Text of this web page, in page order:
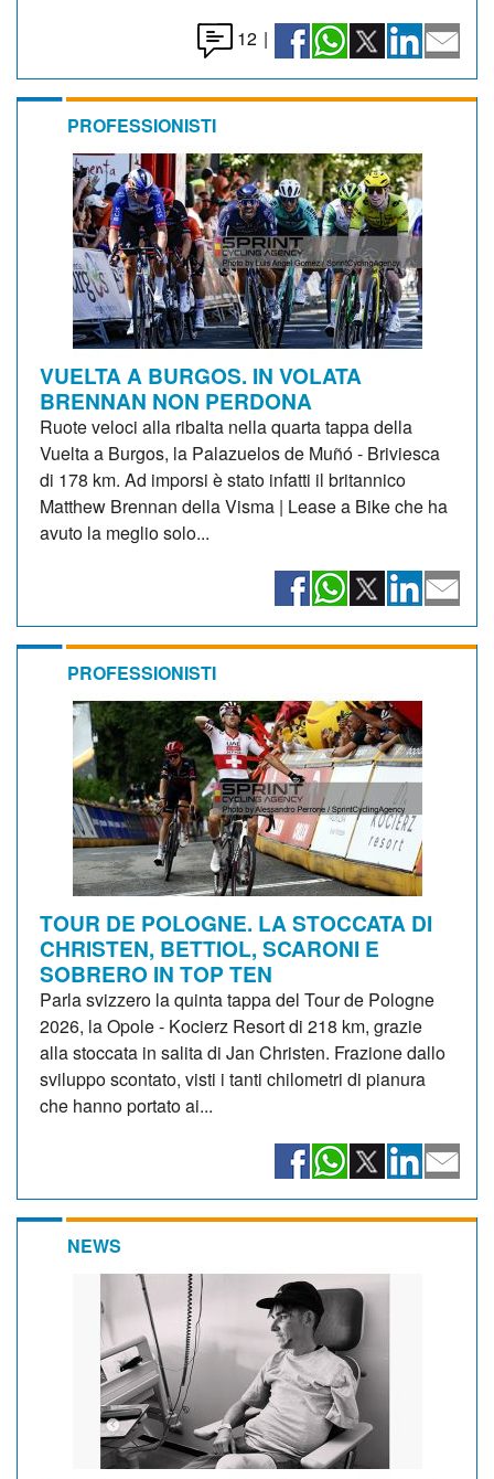
12 |
PROFESSIONISTI
VUELTA A BURGOS. IN VOLATA
BRENNAN NON PERDONA
Ruote veloci alla ribalta nella quarta tappa della
Vuelta a Burgos, la Palazuelos de Muñó - Briviesca
di 178 km. Ad imporsi è stato infatti il britannico
Matthew Brennan della Visma | Lease a Bike che ha
avuto la meglio solo...
PROFESSIONISTI
TOUR DE POLOGNE. LA STOCCATA DI
CHRISTEN, BETTIOL, SCARONI E
SOBRERO IN TOP TEN
Parla svizzero la quinta tappa del Tour de Pologne
2026, la Opole - Kocierz Resort di 218 km, grazie
alla stoccata in salita di Jan Christen. Frazione dallo
sviluppo scontato, visti i tanti chilometri di pianura
che hanno portato ai...
NEWS